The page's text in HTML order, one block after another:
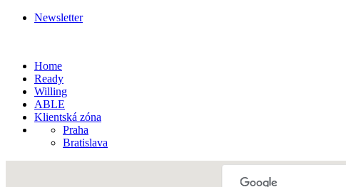
Newsletter
Home
Ready
Willing
ABLE
Klientská zóna
Praha
Bratislava